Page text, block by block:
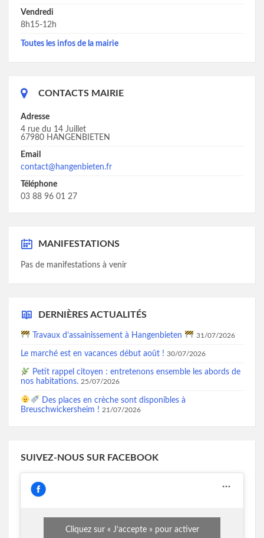
Vendredi
8h15-12h
Toutes les infos de la mairie
CONTACTS MAIRIE
Adresse
4 rue du 14 Juillet
67980 HANGENBIETEN
Email
contact@hangenbieten.fr
Téléphone
03 88 96 01 27
MANIFESTATIONS
Pas de manifestations à venir
DERNIÈRES ACTUALITÉS
Travaux d’assainissement à Hangenbieten 31/07/2026
Le marché est en vacances début août ! 30/07/2026
Petit rappel citoyen : entretenons ensemble les abords de
nos habitations. 25/07/2026
Des places en crèche sont disponibles à
Breuschwickersheim ! 21/07/2026
SUIVEZ-NOUS SUR FACEBOOK
Cliquez sur « J’accepte » pour activer